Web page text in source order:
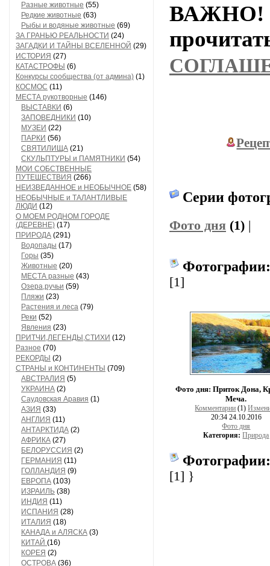
Разные животные (55)
Редкие животные (63)
Рыбы и водяные животные (69)
ЗА ГРАНЬЮ РЕАЛЬНОСТИ (24)
ЗАГАДКИ И ТАЙНЫ ВСЕЛЕННОЙ (29)
ИСТОРИЯ (27)
КАТАСТРОФЫ (6)
Конкурсы сообщества (от админа) (1)
КОСМОС (11)
МЕСТА рукотворные (146)
ВЫСТАВКИ (6)
ЗАПОВЕДНИКИ (10)
МУЗЕИ (22)
ПАРКИ (56)
СВЯТИЛИЩА (21)
СКУЛЬПТУРЫ и ПАМЯТНИКИ (54)
МОИ СОБСТВЕННЫЕ
ПУТЕШЕСТВИЯ (266)
НЕИЗВЕДАННОЕ и НЕОБЫЧНОЕ (58)
НЕОБЫЧНЫЕ и ТАЛАНТЛИВЫЕ
ЛЮДИ (12)
О МОЕМ РОДНОМ ГОРОДЕ
(ДЕРЕВНЕ) (17)
ПРИРОДА (291)
Водопады (17)
Горы (35)
Животные (20)
МЕСТА разные (43)
Озера,ручьи (59)
Пляжи (23)
Растения и леса (79)
Реки (52)
Явления (23)
ПРИТЧИ,ЛЕГЕНДЫ,СТИХИ (12)
Разное (70)
РЕКОРДЫ (2)
СТРАНЫ и КОНТИНЕНТЫ (709)
АВСТРАЛИЯ (5)
УКРАИНА (2)
Саудовская Аравия (1)
АЗИЯ (33)
АНГЛИЯ (11)
АНТАРКТИДА (2)
АФРИКА (27)
БЕЛОРУССИЯ (2)
ГЕРМАНИЯ (11)
ГОЛЛАНДИЯ (9)
ЕВРОПА (103)
ИЗРАИЛЬ (38)
ИНДИЯ (11)
ИСПАНИЯ (28)
ИТАЛИЯ (18)
КАНАДА и АЛЯСКА (3)
КИТАЙ (16)
КОРЕЯ (2)
ОСТРОВА (36)
ВАЖНО!
Серии
Фото дня (1) |
[1]
Фото дня: Приток Дона,
Меча.
Комментарии (1)
20:34 24.10.2016
Фото дня
Категория: Природа
[1] }